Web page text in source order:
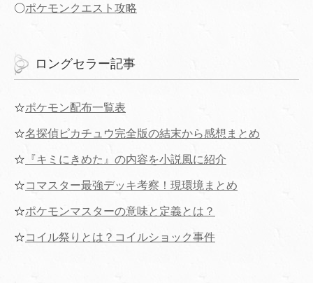
〇ポケモンクエスト攻略
ロングセラー記事
☆ポケモン配布一覧表
☆名探偵ピカチュウ完全版の結末から感想まとめ
☆ 『キミにきめた』の内容を小説風に紹介
☆コマスター最強デッキ考察！現環境まとめ
☆ポケモンマスターの意味と定義とは？
☆コイル祭りとは？コイルショック事件